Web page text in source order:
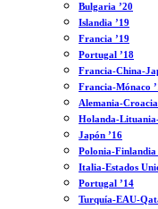
Bulgaria ’20
Islandia ’19
Francia ’19
Portugal ’18
Francia-China-
Francia-Mónaco
Alemania-
Holanda-
Japón ’16
Polonia-Finlandia
Italia-Estados
Portugal ’14
Turquía-EAU-